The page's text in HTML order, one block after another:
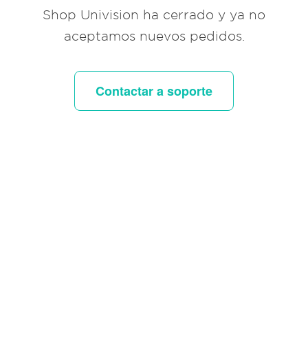
Shop Univision ha cerrado y ya no
aceptamos nuevos pedidos.
Contactar a soporte